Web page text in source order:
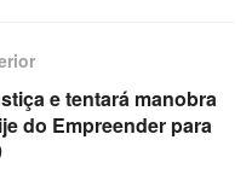
e tentará manobra
do Empreender para